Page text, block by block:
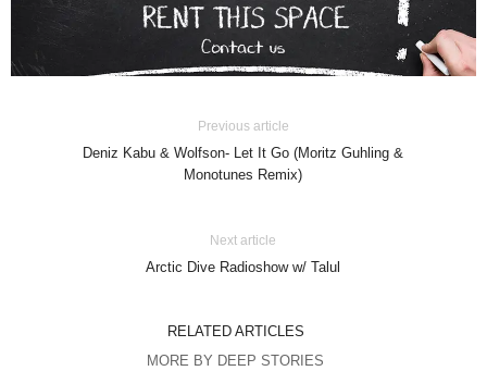
Previous article
Deniz Kabu & Wolfson- Let It Go (Moritz Guhling &
Monotunes Remix)
Next article
Arctic Dive Radioshow w/ Talul
RELATED ARTICLES
MORE BY DEEP STORIES